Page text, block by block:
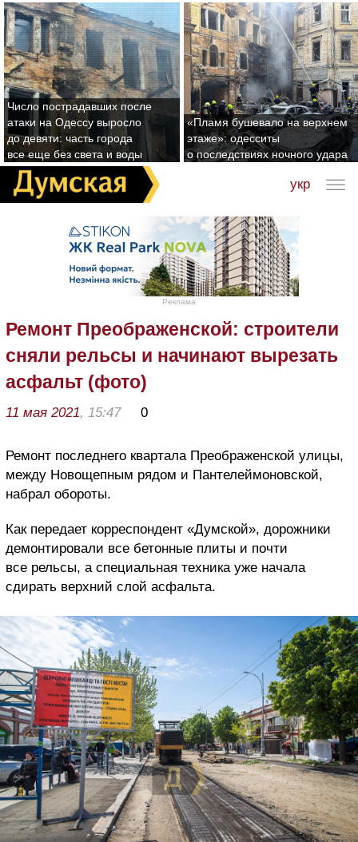
Число пострадавших после
атаки на Одессу выросло
до девяти: часть города
все еще без света и воды
«Пламя бушевало на верхнем
этаже»: одесситы
о последствиях ночного удара
укр
Реклама
Ремонт Преображенской: строители
сняли рельсы и начинают вырезать
асфальт (фото)
11 мая 2021, 15:47 0
Ремонт последнего квартала Преображенской улицы,
между Новощепным рядом и Пантелеймоновской,
набрал обороты.
Как передает корреспондент «Думской», дорожники
демонтировали все бетонные плиты и почти
все рельсы, а специальная техника уже начала
сдирать верхний слой асфальта.